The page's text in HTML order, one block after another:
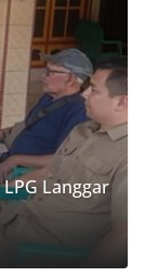
Langgar